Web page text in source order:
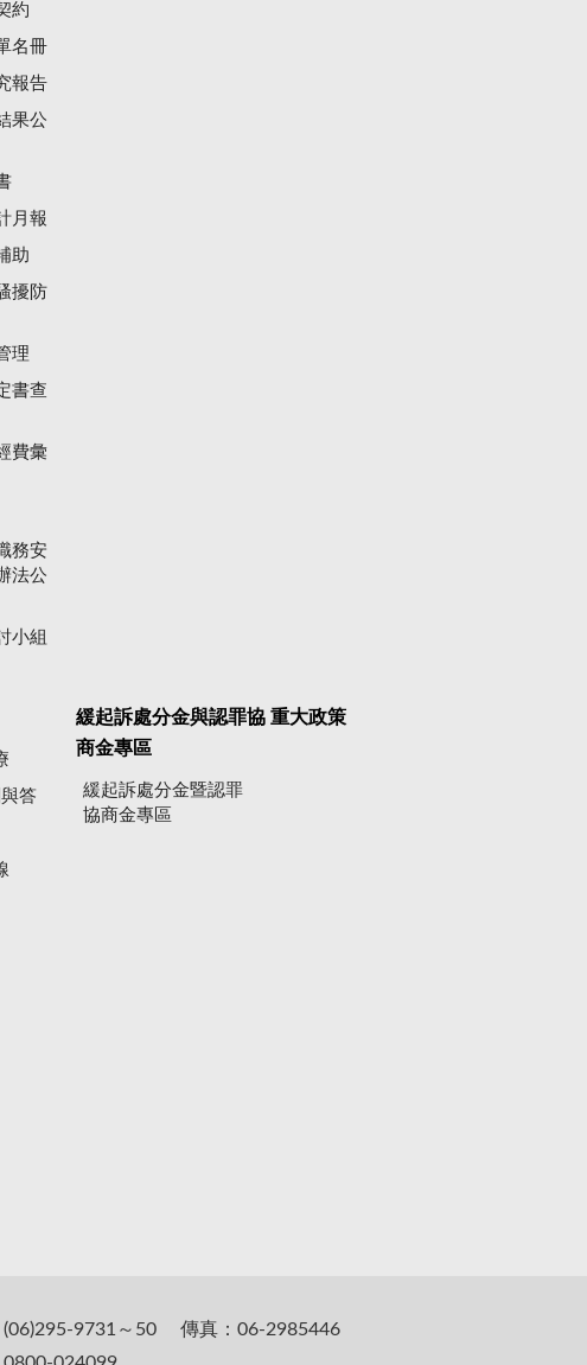
約
名冊
報告
果公
月報
助
擾防
理
書查
費彙
務安
法公
小組
答
緩起訴處分金與認罪協
商金專區
緩起訴處分金暨認罪
協商金專區
重大政策
(06)295-9731～50 傳真：06-2985446